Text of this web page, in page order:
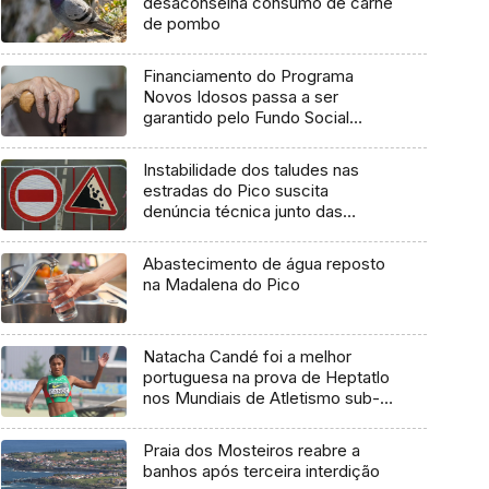
de pombo
Financiamento do Programa
Novos Idosos passa a ser
garantido pelo Fundo Social
Instabilidade dos taludes nas
estradas do Pico suscita
denúncia técnica junto das
Abastecimento de água reposto
na Madalena do Pico
Natacha Candé foi a melhor
portuguesa na prova de Heptatlo
nos Mundiais de Atletismo sub-
Praia dos Mosteiros reabre a
banhos após terceira interdição